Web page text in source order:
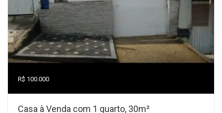
R$ 100.000
Casa à Venda com 1 quarto, 30m²